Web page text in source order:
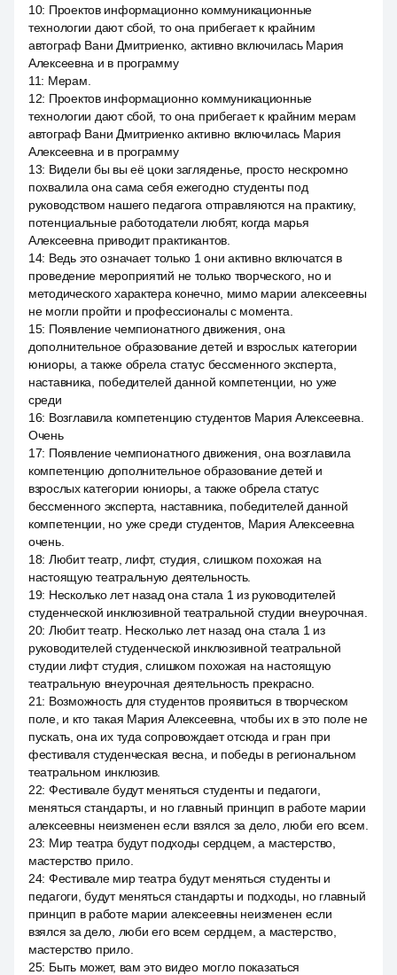
10: Проектов информационно коммуникационные
технологии дают сбой, то она прибегает к крайним
автограф Вани Дмитриенко, активно включилась Мария
Алексеевна и в программу
11: Мерам.
12: Проектов информационно коммуникационные
технологии дают сбой, то она прибегает к крайним мерам
автограф Вани Дмитриенко активно включилась Мария
Алексеевна и в программу
13: Видели бы вы её цоки загляденье, просто нескромно
похвалила она сама себя ежегодно студенты под
руководством нашего педагога отправляются на практику,
потенциальные работодатели любят, когда марья
Алексеевна приводит практикантов.
14: Ведь это означает только 1 они активно включатся в
проведение мероприятий не только творческого, но и
методического характера конечно, мимо марии алексеевны
не могли пройти и профессионалы с момента.
15: Появление чемпионатного движения, она
дополнительное образование детей и взрослых категории
юниоры, а также обрела статус бессменного эксперта,
наставника, победителей данной компетенции, но уже
среди
16: Возглавила компетенцию студентов Мария Алексеевна.
Очень
17: Появление чемпионатного движения, она возглавила
компетенцию дополнительное образование детей и
взрослых категории юниоры, а также обрела статус
бессменного эксперта, наставника, победителей данной
компетенции, но уже среди студентов, Мария Алексеевна
очень.
18: Любит театр, лифт, студия, слишком похожая на
настоящую театральную деятельность.
19: Несколько лет назад она стала 1 из руководителей
студенческой инклюзивной театральной студии внеурочная.
20: Любит театр. Несколько лет назад она стала 1 из
руководителей студенческой инклюзивной театральной
студии лифт студия, слишком похожая на настоящую
театральную внеурочная деятельность прекрасно.
21: Возможность для студентов проявиться в творческом
поле, и кто такая Мария Алексеевна, чтобы их в это поле не
пускать, она их туда сопровождает отсюда и гран при
фестиваля студенческая весна, и победы в региональном
театральном инклюзив.
22: Фестивале будут меняться студенты и педагоги,
меняться стандарты, и но главный принцип в работе марии
алексеевны неизменен если взялся за дело, люби его всем.
23: Мир театра будут подходы сердцем, а мастерство,
мастерство прило.
24: Фестивале мир театра будут меняться студенты и
педагоги, будут меняться стандарты и подходы, но главный
принцип в работе марии алексеевны неизменен если
взялся за дело, люби его всем сердцем, а мастерство,
мастерство прило.
25: Быть может, вам это видео могло показаться